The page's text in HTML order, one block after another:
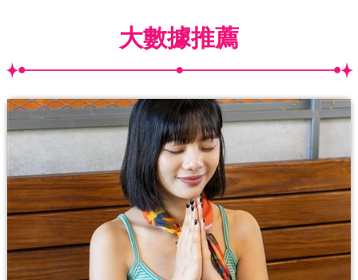
大數據推薦